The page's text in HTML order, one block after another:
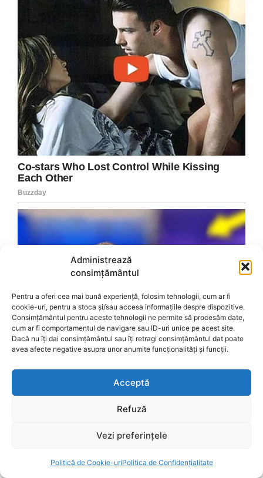
Administrează
consimțământul
Pentru a oferi cea mai bună experiență, folosim tehnologii, cum ar fi
cookie-uri, pentru a stoca și/sau accesa informațiile despre dispozitive.
Consimțământul pentru aceste tehnologii ne permite să procesăm date,
cum ar fi comportamentul de navigare sau ID-uri unice pe acest site.
Dacă nu îți dai consimțământul sau îți retragi consimțământul dat poate
avea afecte negative asupra unor anumite funcționalități și funcții.
Acceptă
Refuză
Vezi preferințele
Politică de Cookie-uriPolitica de Confidențialitate